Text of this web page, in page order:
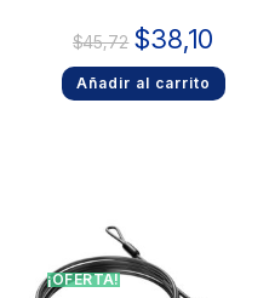
$45,72 $38,10
Añadir al carrito
¡OFERTA!